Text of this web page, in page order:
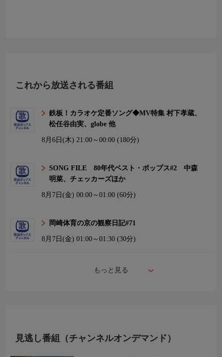
これから放送される番組
鉄板！カラオケ定番ソング◆MV特集 村下孝蔵、
松任谷由実、globe 他
8月6日(木)21:00～00:00 (180分)
SONG FILE 80年代ベスト・ポップス#2 中森
明菜、チェッカーズほか
8月7日(金)00:00～01:00 (60分)
岡崎体育の京の観察日記#71
8月7日(金)01:00～01:30 (30分)
もっと見る
見逃し番組（チャンネルオンデマンド）